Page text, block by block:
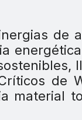
de
de
material